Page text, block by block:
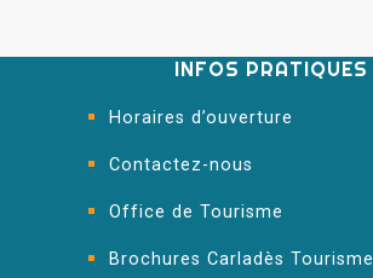
INFOS PRATIQUES
Horaires d’ouverture
Contactez-nous
Office de Tourisme
Brochures Carladès Tourisme